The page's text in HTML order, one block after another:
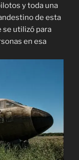
y toda una
de esta
se utilizó para
en esa